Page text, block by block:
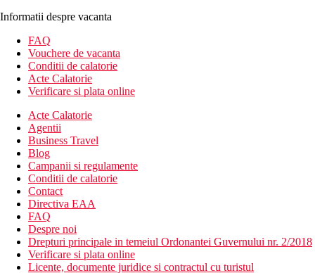
Informatii despre vacanta
FAQ
Vouchere de vacanta
Conditii de calatorie
Acte Calatorie
Verificare si plata online
Acte Calatorie
Agentii
Business Travel
Blog
Campanii si regulamente
Conditii de calatorie
Contact
Directiva EAA
FAQ
Despre noi
Drepturi principale in temeiul Ordonantei Guvernului nr. 2/2018
Verificare si plata online
Licente, documente juridice si contractul cu turistul